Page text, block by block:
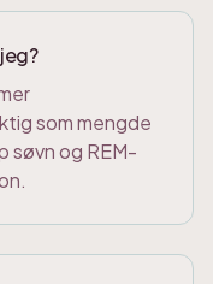
som mengde
søvn og REM-